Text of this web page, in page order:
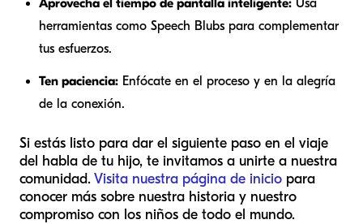
herramientas como Speech Blubs para complementar
tus esfuerzos.
Ten paciencia: Enfócate en el proceso y en la alegría
de la conexión.
Si estás listo para dar el siguiente paso en el viaje
del habla de tu hijo, te invitamos a unirte a nuestra
comunidad.Visita nuestra página de inicio para
conocer más sobre nuestra historia y nuestro
compromiso con los niños de todo el mundo.